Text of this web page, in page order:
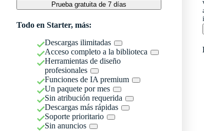
Prueba gratuita de 7 días
Todo en Starter, más:
Descargas ilimitadas
Acceso completo a la biblioteca
Herramientas de diseño
profesionales
Funciones de IA premium
Un paquete por mes
Sin atribución requerida
Descargas más rápidas
Soporte prioritario
Sin anuncios